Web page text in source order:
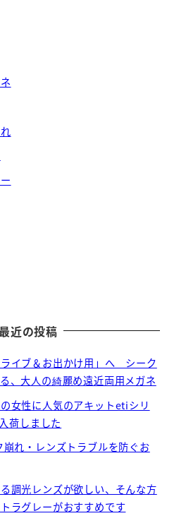
近の投稿
ライブ＆お出かけ用」へ シーク
、大人の綺麗め遠近両用メガネ
女性に人気のアキットetiシリ
荷しました
れ・レンズトラブルを防ぐお
調光レンズが欲しい、そんな方
ラグレーがおすすめです